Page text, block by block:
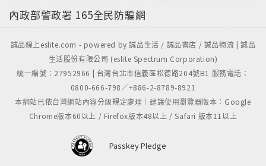
信每個女孩都能自信、發亮！
內政部警政署 165全民防騙網
誠品線上eslite.com - powered by 誠品生活 / 誠品書店 / 誠品物流 | 誠品
生活股份有限公司 (eslite Spectrum Corporation)
統一編號：27952966 | 台灣台北市信義區松德路204號B1 服務電話：
0800-666-798／+886-2-8789-8921
本網站已依台灣網站內容分級規定處理｜建議使用瀏覽器版本：Google
Chrome版本60以上 / Firefox版本48以上 / Safari 版本11以上
Passkey Pledge